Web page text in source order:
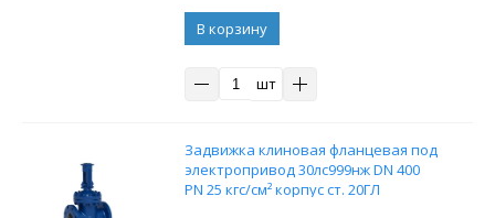
В корзину
шт
Задвижка клиновая фланцевая под
электропривод 30лс999нж DN 400
PN 25 кгс/см² корпус ст. 20ГЛ